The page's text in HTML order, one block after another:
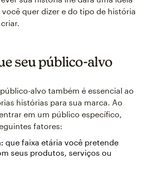
quer dizer e do tipo de história
seu público-alvo
alvo também é essencial ao
histórias para sua marca. Ao
em um público específico,
fatores:
que faixa etária você pretende
seus produtos, serviços ou